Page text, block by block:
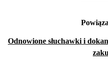
Odnowione słuchawki i